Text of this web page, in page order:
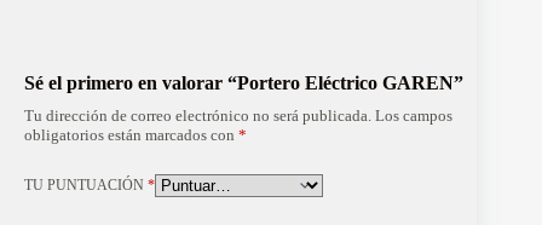
Sé el primero en valorar “Portero Eléctrico GAREN”
Tu dirección de correo electrónico no será publicada. Los campos
obligatorios están marcados con *
TU PUNTUACIÓN *